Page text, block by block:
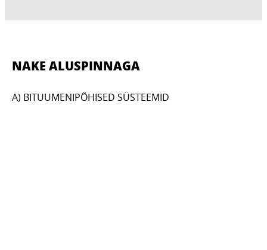
NAKE ALUSPINNAGA
A) BITUUMENIPÕHISED SÜSTEEMID